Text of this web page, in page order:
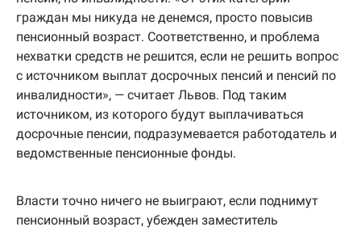
граждан мы никуда не денемся, просто повысив
пенсионный возраст. Соответственно, и проблема
нехватки средств не решится, если не решить вопрос
с источником выплат досрочных пенсий и пенсий по
инвалидности», — считает Львов. Под таким
источником, из которого будут выплачиваться
досрочные пенсии, подразумевается работодатель и
ведомственные пенсионные фонды.
Власти точно ничего не выиграют, если поднимут
пенсионный возраст, убежден заместитель